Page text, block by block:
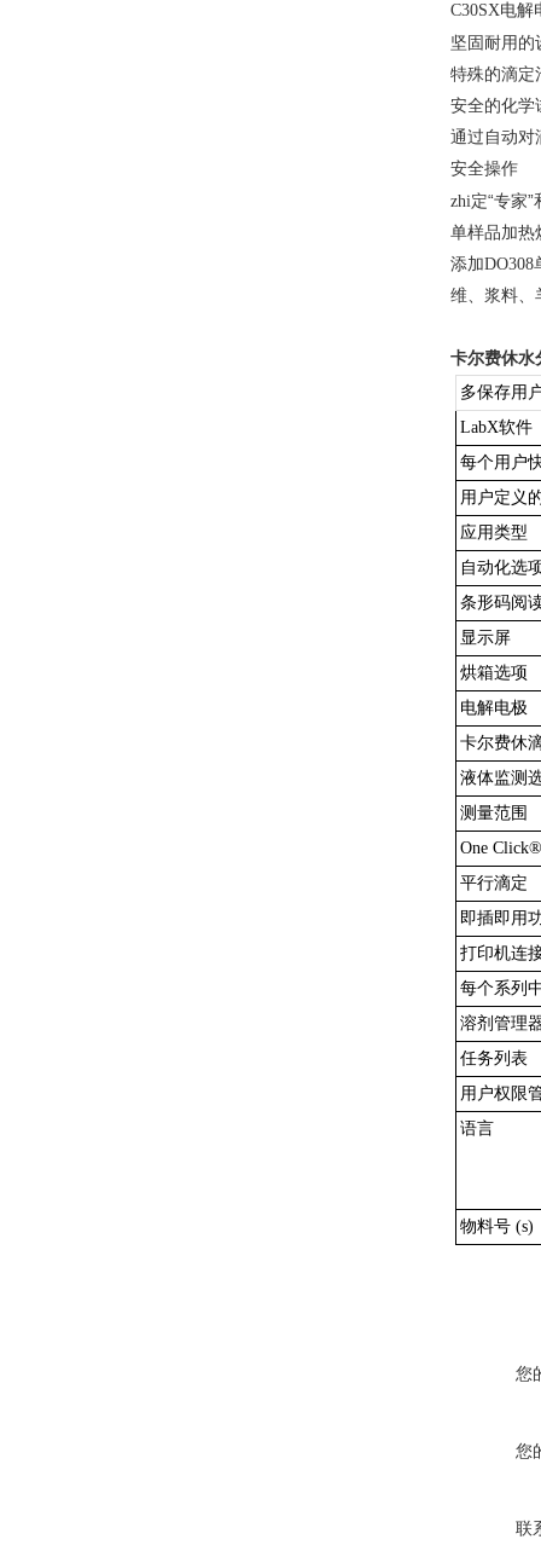
C30SX电
坚固耐用的
特殊的滴定
安全的化学
通过自动对
安全操作
zhi定“专家
单样品加热
添加
维、浆料、
卡尔费休水
多保存用
LabX软件
每个用户
用户定义
应用类型
自动化选
条形码阅
显示屏
烘箱选项
电解电极
卡尔费休
液体监测
测量范围
One
平行滴定
即插即用
打印机连
每个系列
溶剂管理
任务列表
用户权限
语言
物料号 (s)
您
您
联